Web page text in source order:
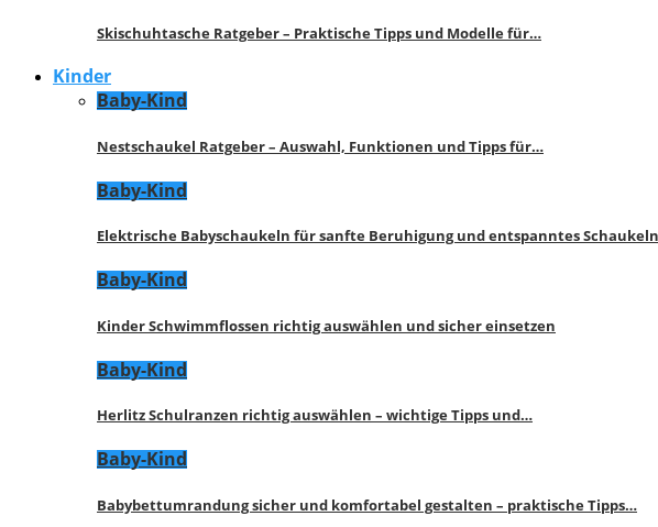
Skischuhtasche Ratgeber – Praktische Tipps und Modelle für…
Kinder
Baby-Kind
Nestschaukel Ratgeber – Auswahl, Funktionen und Tipps für…
Baby-Kind
Elektrische Babyschaukeln für sanfte Beruhigung und entspanntes Schaukeln
Baby-Kind
Kinder Schwimmflossen richtig auswählen und sicher einsetzen
Baby-Kind
Herlitz Schulranzen richtig auswählen – wichtige Tipps und…
Baby-Kind
Babybettumrandung sicher und komfortabel gestalten – praktische Tipps…